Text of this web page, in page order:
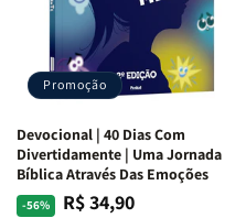
Promoção
Devocional | 40 Dias Com
Divertidamente | Uma Jornada
Bíblica Através Das Emoções
-56%
Preço
PreçoR$ 34,90